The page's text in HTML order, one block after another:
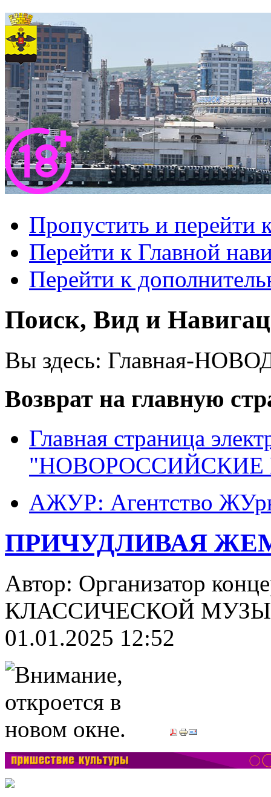
Пропустить и перейти
Перейти к Главной
Перейти к
Поиск, Вид и
Вы здесь: Главная-
Возврат на главную
Главная страница
"НОВОРОССИЙСКИЕ
АЖУР: Агентство
ПРИЧУДЛИВАЯ
Автор: Организатор
КЛАССИЧЕСКОЙ
01.01.2025 12:52